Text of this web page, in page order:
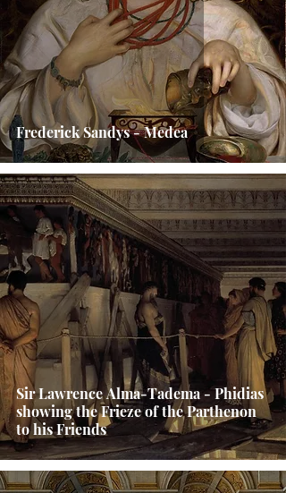
Frederick Sandys - Medea
Sir Lawrence Alma-Tadema - Phidias
showing the Frieze of the Parthenon
to his Friends